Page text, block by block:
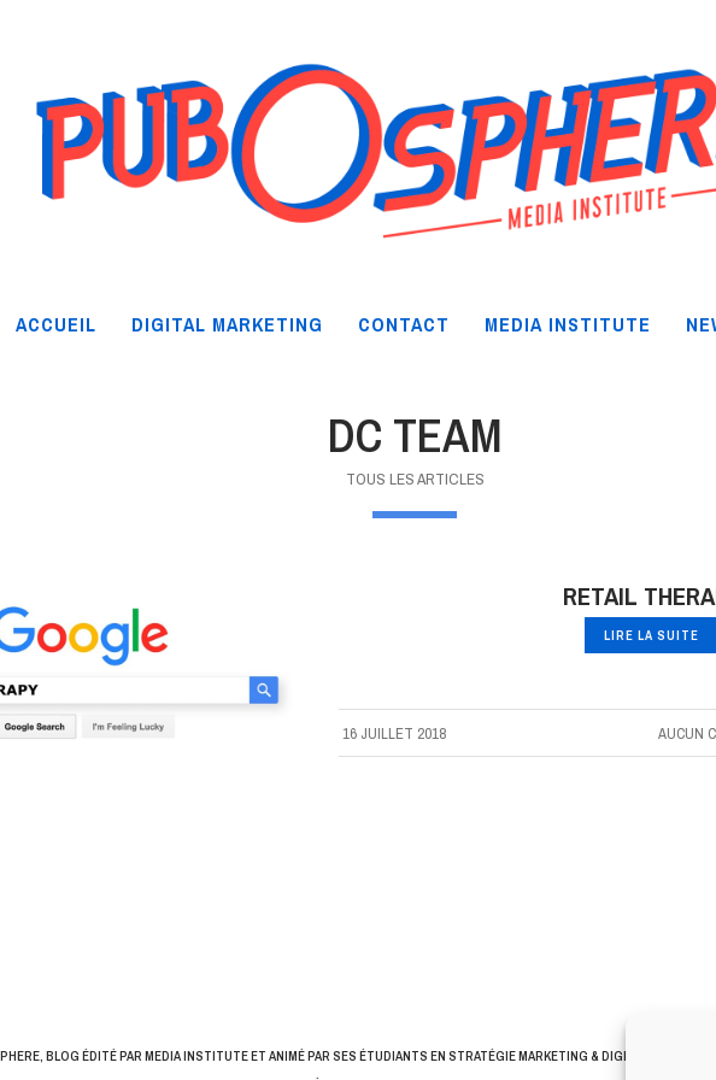
ACCUEIL DIGITAL MARKETING CONTACT MEDIA INSTITUTE
DC TEAM
TOUS LES ARTICLES
RETAIL
LIRE LA SUITE
16 JUILLET 2018 AUCUN
BLOG ÉDITÉ PAR MEDIA INSTITUTEET ANIMÉ PAR SES ÉTUDIANTS EN STRATÉGIE MARKETING & DIGITALE © TOUS